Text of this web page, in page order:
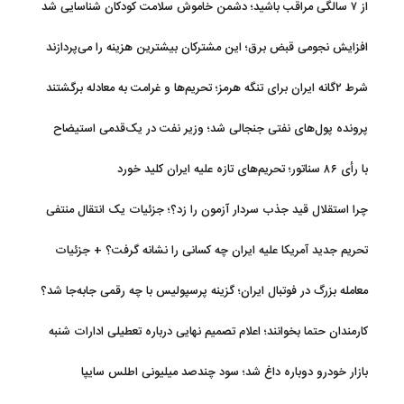
از ۷ سالگی مراقب باشید؛ دشمن خاموش سلامت کودکان شناسایی شد
افزایش نجومی قبض برق؛ این مشترکان بیشترین هزینه را می‌پردازند
شرط ۲گانه ایران برای تنگه هرمز؛ تحریم‌ها و غرامت به معادله برگشتند
پرونده پول‌های نفتی جنجالی شد؛ وزیر نفت در یک‌قدمی استیضاح
با رأی ۸۶ سناتور؛ تحریم‌های تازه علیه ایران کلید خورد
چرا استقلال قید جذب سردار آزمون را زد؟؛ جزئیات یک انتقال منتفی
تحریم جدید آمریکا علیه ایران چه کسانی را نشانه گرفت؟ + جزئیات
معامله بزرگ در فوتبال ایران؛ گزینه پرسپولیس با چه رقمی جابه‌جا شد؟
کارمندان حتما بخوانند؛ اعلام تصمیم نهایی درباره تعطیلی ادارات شنبه
بازار خودرو دوباره داغ شد؛ سود چندصد میلیونی اطلس سایپا